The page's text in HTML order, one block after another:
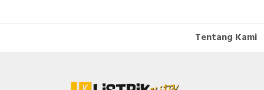
Tentang Kami